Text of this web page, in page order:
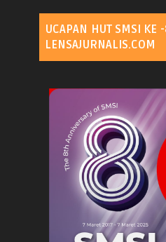
UCAPAN HUT SMSI
LENSAJURNALIS.COM